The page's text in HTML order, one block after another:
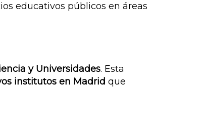
educativos públicos en áreas
y Universidades. Esta
institutos en Madrid que